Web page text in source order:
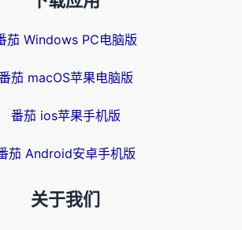
茄 Windows PC电脑版
茄 macOS苹果电脑版
番茄 ios苹果手机版
茄 Android安卓手机版
关于我们